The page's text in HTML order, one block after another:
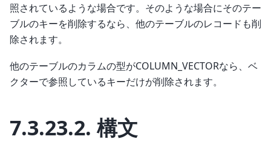
照されているような場合です。そのような場合にそのテー
ブルのキーを削除するなら、他のテーブルのレコードも削
除されます。
他のテーブルのカラムの型がCOLUMN_VECTORなら、ベ
クターで参照しているキーだけが削除されます。
7.3.23.2. 構文